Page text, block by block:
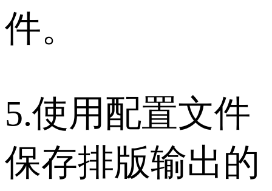
件。
5.使用配置文件
保存排版输出的